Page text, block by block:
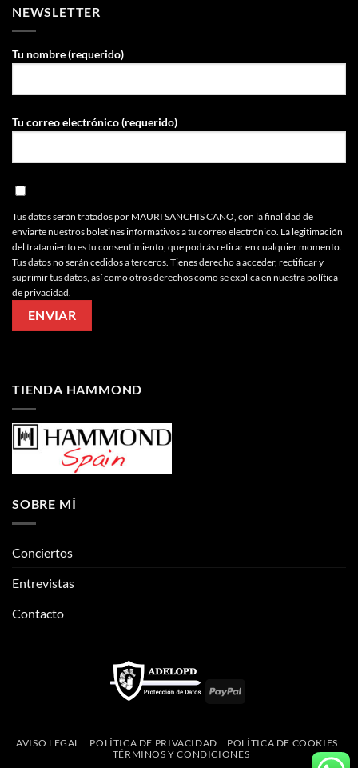
NEWSLETTER
Tu nombre (requerido)
Tu correo electrónico (requerido)
Tus datos serán tratados por MAURI SANCHIS CANO, con la finalidad de
enviarte nuestros boletines informativos a tu correo electrónico. La legitimación
del tratamiento es tu consentimiento, que podrás retirar en cualquier momento.
Tus datos no serán cedidos a terceros. Tienes derecho a acceder, rectificar y
suprimir tus datos, así como otros derechos como se explica en nuestra política
de privacidad.
TIENDA HAMMOND
SOBRE MÍ
Conciertos
Entrevistas
Contacto
PayPal
AVISO LEGAL POLÍTICA DE PRIVACIDAD
POLÍTICA DE COOKIES
TÉRMINOS Y CONDICIONES